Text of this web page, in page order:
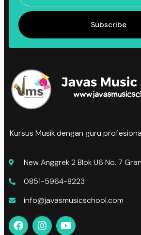
Subscribe
Kursus Musik dengan guru
New Anggrek 2 Blok U6 No. 7
0851-5964-8223
info@javasmusicschool.com